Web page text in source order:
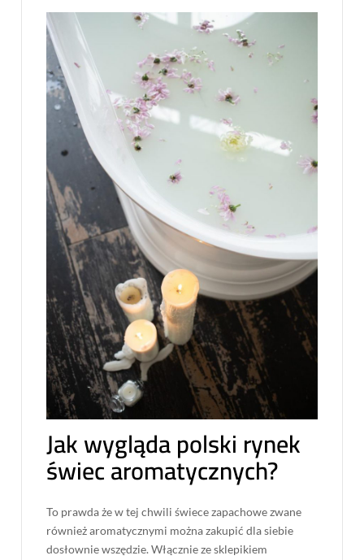
Jak wygląda polski rynek
świec aromatycznych?
To prawda że w tej chwili świece zapachowe zwane
również aromatycznymi można zakupić dla siebie
dosłownie wszędzie. Włącznie ze sklepikiem